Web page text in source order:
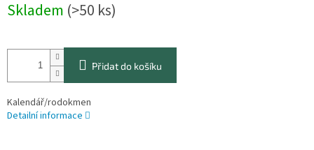
cena:
Skladem (>50 ks)
Přidat do košíku
Kalendář/rodokmen
Detailní informace